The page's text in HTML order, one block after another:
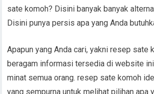
sate komoh? Disini banyak banyak
Disini punya persis apa yang Anda
Apapun yang Anda cari, yakni resep sate
beragam informasi tersedia di website
minat semua orang. resep sate komoh
yang sempurna untuk melihat pilihan apa